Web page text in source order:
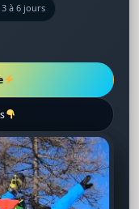
à 6 jours